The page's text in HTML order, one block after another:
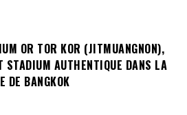
OR TOR KOR (JITMUANGNON),
STADIUM AUTHENTIQUE DANS LA
DE BANGKOK